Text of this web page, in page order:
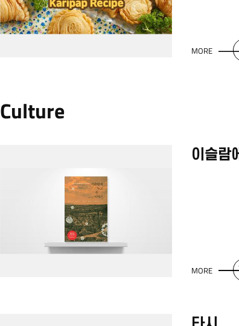
MORE
Culture
이슬람
MORE